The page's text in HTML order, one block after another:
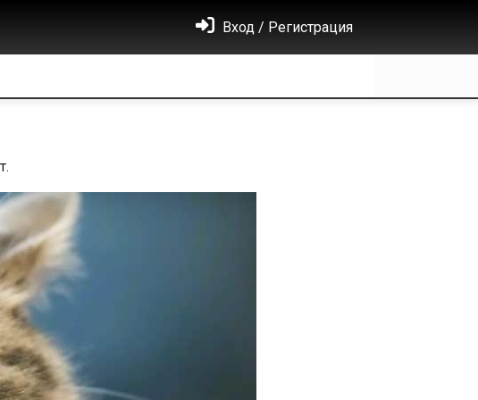
Вход / Регистрация